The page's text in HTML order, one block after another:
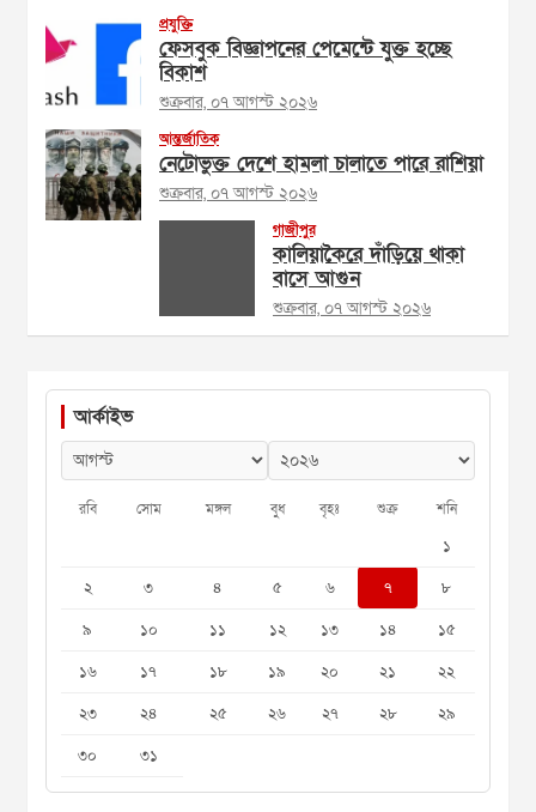
প্রযুক্তি
ফেসবুক বিজ্ঞাপনের পেমেন্টে যুক্ত হচ্ছে
বিকাশ
শুক্রবার, ০৭ আগস্ট ২০২৬
আন্তর্জাতিক
নেটোভুক্ত দেশে হামলা চালাতে পারে রাশিয়া
শুক্রবার, ০৭ আগস্ট ২০২৬
গাজীপুর
কালিয়াকৈরে দাঁড়িয়ে থাকা
বাসে আগুন
শুক্রবার, ০৭ আগস্ট ২০২৬
আর্কাইভ
রবি সোম মঙ্গল বুধ বৃহঃ শুক্র শনি
১
২
৩ ৪ ৫ ৬ ৭
৮
৯
১০ ১১ ১২ ১৩ ১৪
১৫
১৬
১৭ ১৮ ১৯ ২০ ২১
২২
২৩
২৪ ২৫ ২৬ ২৭ ২৮
২৯
৩০
৩১